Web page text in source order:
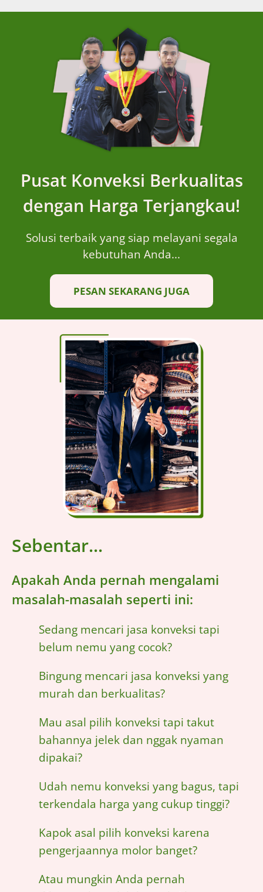
Pusat Konveksi Berkualitas
dengan Harga Terjangkau!
Solusi terbaik yang siap melayani segala
kebutuhan Anda...
PESAN SEKARANG JUGA
Sebentar...
Apakah Anda pernah mengalami
masalah-masalah seperti ini:
Sedang mencari jasa konveksi tapi
belum nemu yang cocok?
Bingung mencari jasa konveksi yang
murah dan berkualitas?
Mau asal pilih konveksi tapi takut
bahannya jelek dan nggak nyaman
dipakai?
Udah nemu konveksi yang bagus, tapi
terkendala harga yang cukup tinggi?
Kapok asal pilih konveksi karena
pengerjaannya molor banget?
Atau mungkin Anda pernah